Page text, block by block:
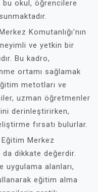
okul, öğrencilere
Komutanlığı'nın
ve yetkin bir
Bu kadro,
ortamı sağlamak
metotları ve
uzman öğretmenler
derinleştirirken,
fırsatı bulurlar.
Eğitim Merkez
da dikkate değerdir.
uygulama alanları,
eğitim alma